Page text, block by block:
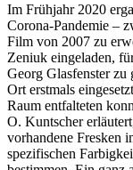
Im Frühjahr 2020
Corona-Pandemie –
Film von 2007 zu
Zeniuk eingeladen,
Georg Glasfenster zu
Ort erstmals
Raum entfalteten
O. Kuntscher
vorhandene Fresken
spezifischen